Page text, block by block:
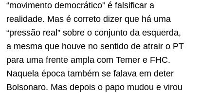
“movimento democrático” é falsificar a
realidade. Mas é correto dizer que há uma
“pressão real” sobre o conjunto da esquerda,
a mesma que houve no sentido de atrair o PT
para uma frente ampla com Temer e FHC.
Naquela época também se falava em deter
Bolsonaro. Mas depois o papo mudou e virou